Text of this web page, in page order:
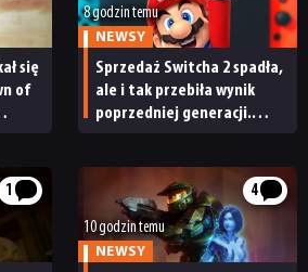
się
of
8 godzin temu
NEWSY
Sprzedaż Switcha 2 spadła,
ale i tak przebiła wynik
poprzedniej generacji.
1 4
10 godzin temu
NEWSY